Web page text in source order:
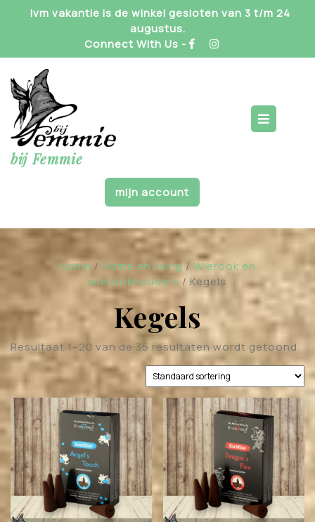
Ivm vakantie is de winkel gesloten van 3 t/m 24
augustus.
Connect With Us -
bij Femmie
mijn account
Home / Home en living/ Wierook en
wierookhouders / Kegels
Kegels
Resultaat 1–20 van de 35 resultaten wordt getoond